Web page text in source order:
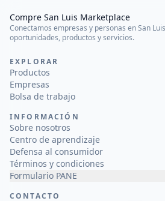
Compre San Luis Marketplace
Conectamos empresas y personas en San
oportunidades, productos y servicios.
EXPLORAR
Productos
Empresas
Bolsa de trabajo
INFORMACIÓN
Sobre nosotros
Centro de aprendizaje
Defensa al consumidor
Términos y condiciones
Formulario PANE
CONTACTO